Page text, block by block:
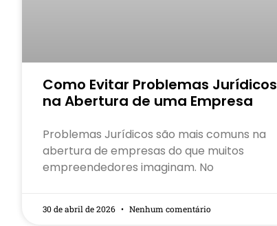
Como Evitar Problemas Jurídicos
na Abertura de uma Empresa
Problemas Jurídicos são mais comuns na
abertura de empresas do que muitos
empreendedores imaginam. No
30 de abril de 2026 Nenhum comentário